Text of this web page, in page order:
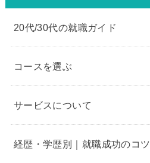
20代/30代の就職ガイド
コースを選ぶ
サービスについて
経歴・学歴別｜就職成功のコツ